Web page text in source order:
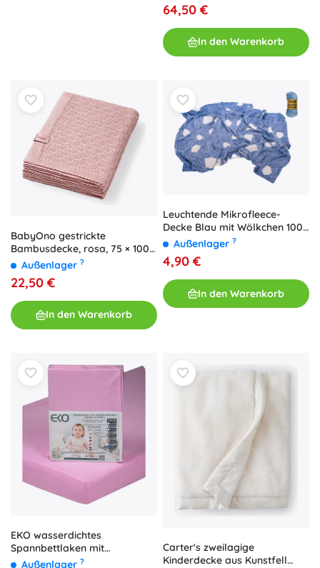
64,50 €
In den Warenkorb
BabyOno gestrickte
Bambusdecke, rosa, 75 × 100
cmAußenlager ?
22,50 €
In den Warenkorb
Leuchtende Mikrofleece-
Decke Blau mit Wölkchen 100
× 150 cm
Außenlager ?
4,90 €
In den Warenkorb
EKO wasserdichtes
Spannbettlaken mit
Gummizug aus Jersey, rosa
Außenlager ?
Carter's zweilagige
Kinderdecke aus Kunstfell